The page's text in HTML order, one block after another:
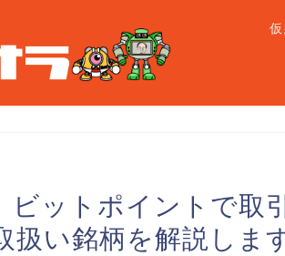
ビットポイントで取
扱い銘柄を解説しま